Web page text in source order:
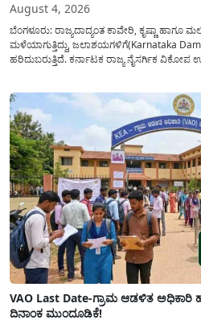
August 4, 2026
ಬೆಂಗಳೂರು: ರಾಜ್ಯದಾದ್ಯಂತ ಕಾವೇರಿ, ಕೃಷ್ಣಾ
ಮಳೆಯಾಗುತ್ತಿದ್ದು, ಜಲಾಶಯಗಳಿಗೆ(Karnataka
ಹರಿದುಬರುತ್ತಿದೆ. ಕರ್ನಾಟಕ ರಾಜ್ಯ ನೈಸರ್ಗಿಕ ವಿಕೋಪ
VAO Last Date-ಗ್ರಾಮ ಆಡಳಿತ ಅಧಿಕಾರಿ
ದಿನಾಂಕ ಮುಂದೂಡಿಕೆ!